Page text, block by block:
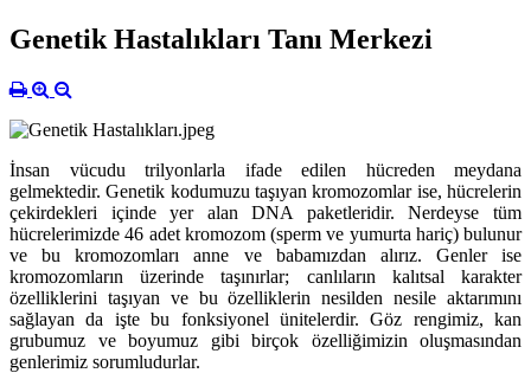
Genetik Hastalıkları Tanı Merkezi
İnsan vücudu trilyonlarla ifade edilen hücreden meydana
gelmektedir. Genetik kodumuzu taşıyan kromozomlar ise, hücrelerin
çekirdekleri içinde yer alan DNA paketleridir. Nerdeyse tüm
hücrelerimizde 46 adet kromozom (sperm ve yumurta hariç) bulunur
ve bu kromozomları anne ve babamızdan alırız. Genler ise
kromozomların üzerinde taşınırlar; canlıların kalıtsal karakter
özelliklerini taşıyan ve bu özelliklerin nesilden nesile aktarımını
sağlayan da işte bu fonksiyonel ünitelerdir. Göz rengimiz, kan
grubumuz ve boyumuz gibi birçok özelliğimizin oluşmasından
genlerimiz sorumludurlar.